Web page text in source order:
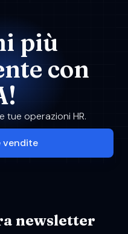
più
con
tue operazioni HR.
vendite
newsletter